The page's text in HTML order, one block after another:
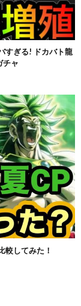
すぎる! ドカバト龍
チャ
較してみた！